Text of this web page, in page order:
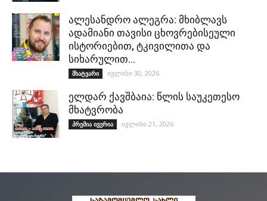
ალესანდრო ალეგრა: მხიბლავს
ადამიანი თავისი ცხოვრებისეული
ისტორიებით, ტკივილითა და
სიხარულით…
მხატვარი ივლისი 30, 2026
ელდარ ქავშბაია: წლის საუკეთესო
მხატვრობა
პრემია ივერია ივლისი 21, 2026